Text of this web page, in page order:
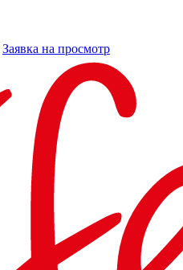
Заявка на просмотр